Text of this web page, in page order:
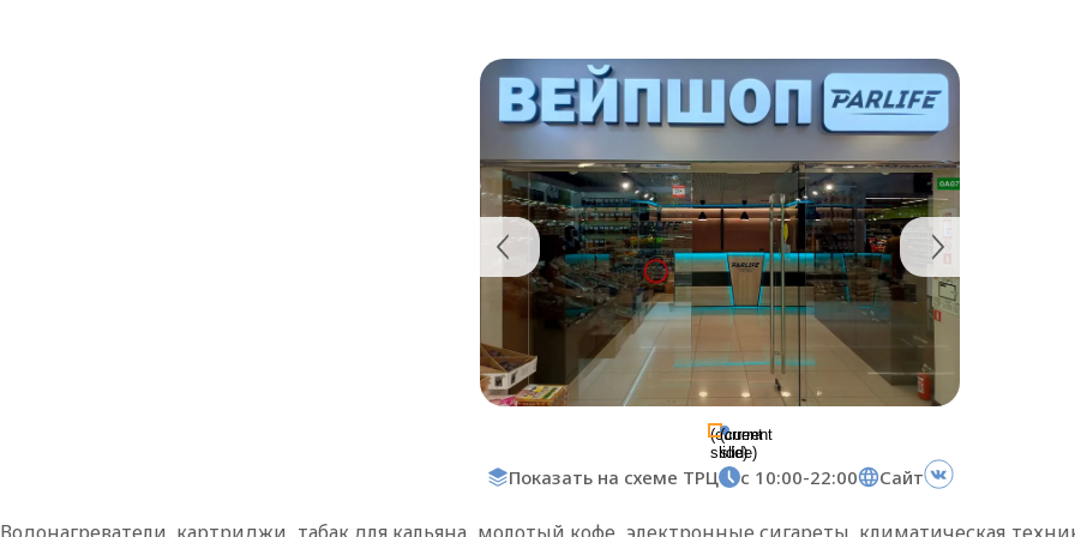
(current
slide)
(current
slide)
Показать на схеме ТРЦ с 10:00-22:00 Сайт